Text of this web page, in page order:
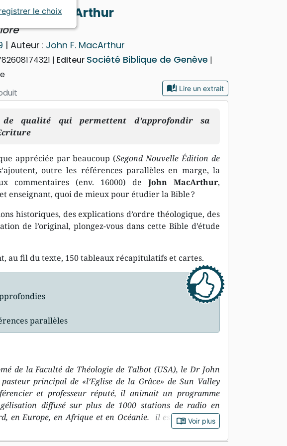
actuels
NEG MacArthur
| Auteur : John F. MacArthur
Editeur Société Biblique de Genève
auto_stories Lire un extrait
de qualité qui permettent d’approfondir sa
appréciée par beaucoup (Segond Nouvelle Édition de
outre les références parallèles en marge, la
commentaires (env. 16000) deJohn MacArthur,
enseignant, quoi de mieux pour étudier la Bible ?
historiques, des explications d’ordre théologique, des
de l’original, plongez-vous dans cette Bible d’étude
au fil du texte, 150 tableaux récapitulatifs et cartes.
parallèles
de la Faculté de Théologie de Talbot (USA), le Dr John
principal de «l’Eglise de la Grâce» de Sun Valley
et professeur réputé, il animait un programme
diffusé sur plus de 1000 stations de radio en
en Europe, en Afrique et en Océanie. il est connu pour
parfois très fermes et claires et son désir d’attachement
textuelle. Il aura consacré sa vie à une théologie
book_open Voir plus
le choix